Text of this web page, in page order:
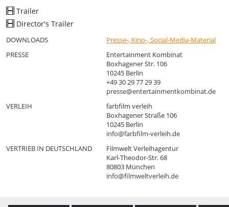
Mit ihrem persönlichen Blick ermöglicht die Filmemacherin Ines
Reinisch an Bord des Forschungseisbrechers Polarstern ein
dafür, was eine Expedition wirklich bedeutet: ein hohes Maß an
persönlichem Einsatz, Geduld, Mut, Verzicht und ein starkes
Wissenschaft liegt. Die begleitete Polarstern-Expedition wurde
ausgerichtet vom Alfred-Wegener-Institut und dem GEOMAR.
Trailer
Director's Trailer
DOWNLOADS
Presse-, Kino-, Social-Media-Material
PRESSE
Entertainment Kombinat
Boxhagener Str. 106
10245 Berlin
+49 30 29 77 29 39
presse@entertainmentkombinat.de
VERLEIH
farbfilm verleih
Boxhagener Straße 106
10245 Berlin
info@farbfilm-verleih.de
VERTRIEB IN DEUTSCHLAND
Filmwelt Verleihagentur
Karl-Theodor-Str. 68
80803 München
info@filmweltverleih.de